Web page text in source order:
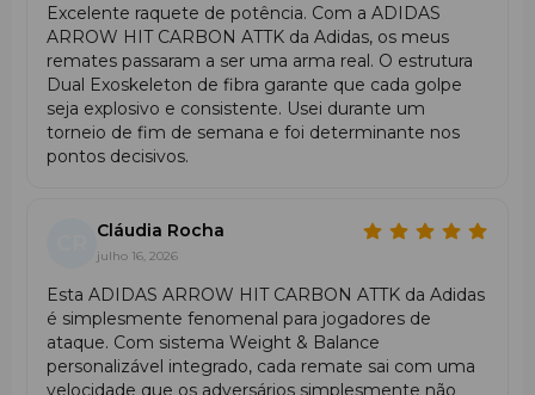
Excelente raquete de potência. Com a ADIDAS
ARROW HIT CARBON ATTK da Adidas, os meus
remates passaram a ser uma arma real. O estrutura
Dual Exoskeleton de fibra garante que cada golpe
seja explosivo e consistente. Usei durante um
torneio de fim de semana e foi determinante nos
pontos decisivos.
Cláudia Rocha
julho 16, 2026
Esta ADIDAS ARROW HIT CARBON ATTK da Adidas
é simplesmente fenomenal para jogadores de
ataque. Com sistema Weight & Balance
personalizável integrado, cada remate sai com uma
velocidade que os adversários simplesmente não